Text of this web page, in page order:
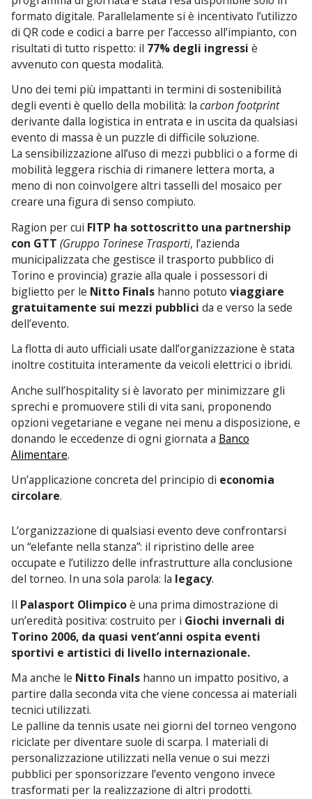
formato digitale. Parallelamente si è incentivato l’utilizzo
di QR code e codici a barre per l’accesso all’impianto, con
risultati di tutto rispetto: il 77% degli ingressi è
avvenuto con questa modalità.
Uno dei temi più impattanti in termini di sostenibilità
degli eventi è quello della mobilità: la carbon footprint
derivante dalla logistica in entrata e in uscita da qualsiasi
evento di massa è un puzzle di difficile soluzione.
La sensibilizzazione all’uso di mezzi pubblici o a forme di
mobilità leggera rischia di rimanere lettera morta, a
meno di non coinvolgere altri tasselli del mosaico per
creare una figura di senso compiuto.
Ragion per cui FITP ha sottoscritto una partnership
con GTT (Gruppo Torinese Trasporti, l’azienda
municipalizzata che gestisce il trasporto pubblico di
Torino e provincia) grazie alla quale i possessori di
biglietto per le Nitto Finalshanno potuto viaggiare
gratuitamente sui mezzi pubblici da e verso la sede
dell’evento.
La flotta di auto ufficiali usate dall’organizzazione è stata
inoltre costituita interamente da veicoli elettrici o ibridi.
Anche sull’hospitality si è lavorato per minimizzare gli
sprechi e promuovere stili di vita sani, proponendo
opzioni vegetariane e vegane nei menu a disposizione, e
donando le eccedenze di ogni giornata a Banco
Alimentare.
Un’applicazione concreta del principio di economia
circolare.
L’organizzazione di qualsiasi evento deve confrontarsi
un “elefante nella stanza”: il ripristino delle aree
occupate e l’utilizzo delle infrastrutture alla conclusione
del torneo. In una sola parola: la legacy.
Il Palasport Olimpicoè una prima dimostrazione di
un’eredità positiva: costruito per i Giochi invernali di
Torino 2006, da quasi vent’anni ospita eventi
sportivi e artistici di livello internazionale.
Ma anche le Nitto Finalshanno un impatto positivo, a
partire dalla seconda vita che viene concessa ai materiali
tecnici utilizzati.
Le palline da tennis usate nei giorni del torneo vengono
riciclate per diventare suole di scarpa. I materiali di
personalizzazione utilizzati nella venue o sui mezzi
pubblici per sponsorizzare l’evento vengono invece
trasformati per la realizzazione di altri prodotti.